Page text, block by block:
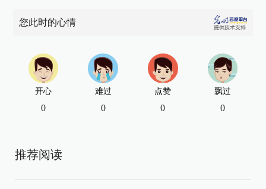
您此时的心情
开心
0
难过
0
点赞
0
飘过
0
推荐阅读